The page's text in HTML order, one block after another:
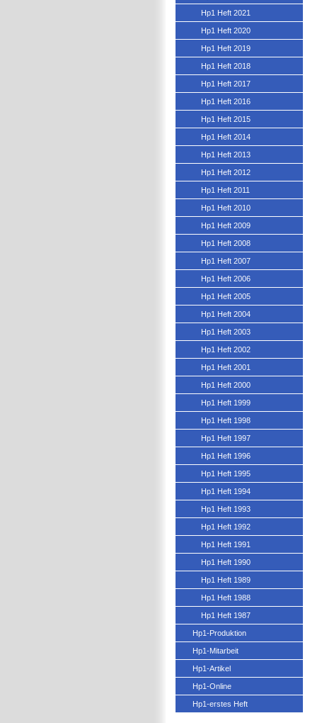
Hp1 Heft 2021
Hp1 Heft 2020
Hp1 Heft 2019
Hp1 Heft 2018
Hp1 Heft 2017
Hp1 Heft 2016
Hp1 Heft 2015
Hp1 Heft 2014
Hp1 Heft 2013
Hp1 Heft 2012
Hp1 Heft 2011
Hp1 Heft 2010
Hp1 Heft 2009
Hp1 Heft 2008
Hp1 Heft 2007
Hp1 Heft 2006
Hp1 Heft 2005
Hp1 Heft 2004
Hp1 Heft 2003
Hp1 Heft 2002
Hp1 Heft 2001
Hp1 Heft 2000
Hp1 Heft 1999
Hp1 Heft 1998
Hp1 Heft 1997
Hp1 Heft 1996
Hp1 Heft 1995
Hp1 Heft 1994
Hp1 Heft 1993
Hp1 Heft 1992
Hp1 Heft 1991
Hp1 Heft 1990
Hp1 Heft 1989
Hp1 Heft 1988
Hp1 Heft 1987
Hp1-Produktion
Hp1-Mitarbeit
Hp1-Artikel
Hp1-Online
Hp1-erstes Heft